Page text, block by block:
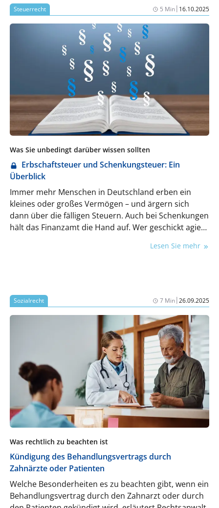
Öffnungsstunde Ihrer Praxis mindestens
erwirtschaftet werden muss, damit am
Monatsende wirklich etwas übrigbleibt? Falls Sie
jetzt kurz (oder vielleicht sogar länger) überlegen
müssen: Herzlich willkommen im Club. Sie sind in
sehr guter Gesellschaft.
Steuerrecht 5 Min| 16.10.2025
Was Sie unbedingt darüber wissen sollten
Erbschaftsteuer und Schenkungsteuer: Ein
Überblick
Immer mehr Menschen in Deutschland erben ein
kleines oder großes Vermögen – und ärgern sich
dann über die fälligen Steuern. Auch bei Schenkungen
hält das Finanzamt die Hand auf. Wer geschickt agiert,
Die rechtlichen Rahmenbedingungen derLesen Sie mehr
Sozialrecht 7 Min|26.09.2025
Was rechtlich zu beachten ist
Kündigung des Behandlungsvertrags durch
Zahnärzte oder Patienten
Welche Besonderheiten es zu beachten gibt, wenn ein
Behandlungsvertrag durch den Zahnarzt oder durch